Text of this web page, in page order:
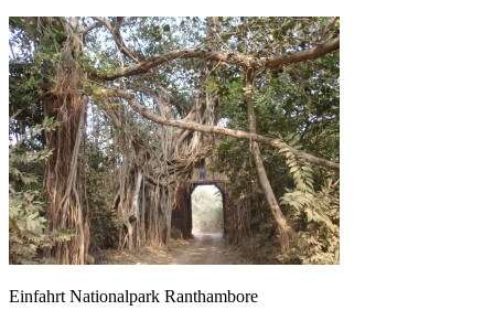
Einfahrt Nationalpark Ranthambore